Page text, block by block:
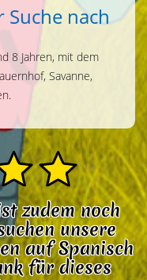
Suche nach
8 Jahren, mit dem
Savanne,
zudem noch
unsere
auf Spanisch
für dieses